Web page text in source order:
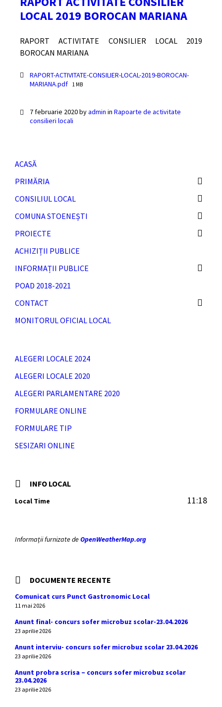
LOCAL 2019 BOROCAN MARIANA
RAPORT ACTIVITATE CONSILIER LOCAL 2019
BOROCAN MARIANA
Documente
RAPORT-ACTIVITATE-CONSILIER-LOCAL-2019-BOROCAN-
MARIANA.pdf File
1 MB
7 februarie 2020byadmin in Rapoarte de activitate
consilieri locali
ACASĂ
PRIMĂRIA
CONSILIUL LOCAL
COMUNA STOENEȘTI
PROIECTE
ACHIZIȚII PUBLICE
INFORMAȚII PUBLICE
POAD 2018-2021
CONTACT
MONITORUL OFICIAL LOCAL
ALEGERI LOCALE 2024
ALEGERI LOCALE 2020
ALEGERI PARLAMENTARE 2020
FORMULARE ONLINE
FORMULARE TIP
SESIZARI ONLINE
INFO LOCAL
Local Time 11:18
Informații furnizate deOpenWeatherMap.org
DOCUMENTE RECENTE
Comunicat curs Punct Gastronomic Local
11 mai 2026
Anunt final- concurs sofer microbuz scolar-23.04.2026
23 aprilie 2026
Anunt interviu- concurs sofer microbuz scolar 23.04.2026
23 aprilie 2026
Anunt probra scrisa – concurs sofer microbuz scolar
23.04.2026
23 aprilie 2026